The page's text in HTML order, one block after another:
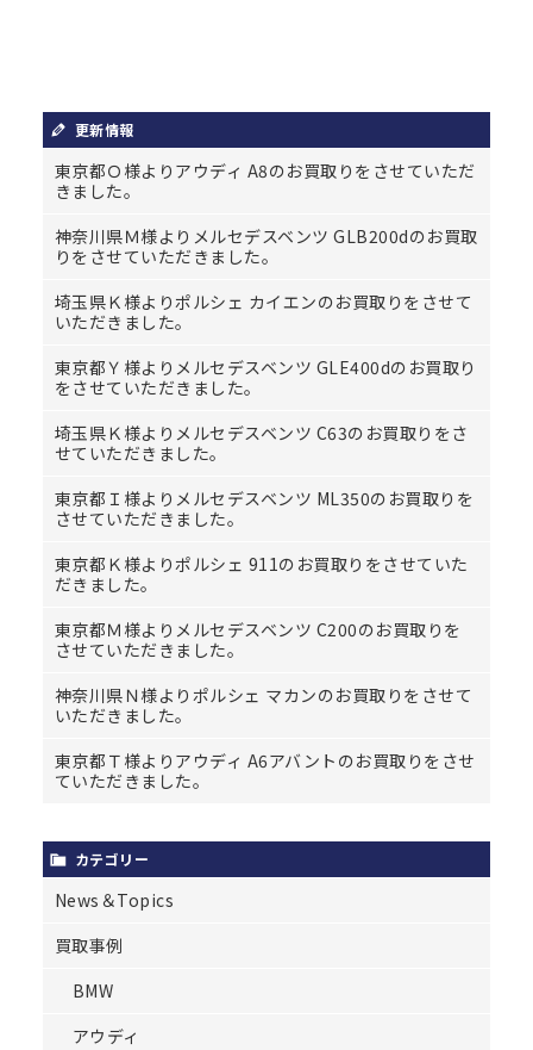
更新情報
東京都Ｏ様よりアウディ A8のお買取りをさせていただ
きました。
神奈川県Ｍ様よりメルセデスベンツ GLB200dのお買取
りをさせていただきました。
埼玉県Ｋ様よりポルシェ カイエンのお買取りをさせて
いただきました。
東京都Ｙ様よりメルセデスベンツ GLE400dのお買取り
をさせていただきました。
埼玉県Ｋ様よりメルセデスベンツ C63のお買取りをさ
せていただきました。
東京都Ｉ様よりメルセデスベンツ ML350のお買取りを
させていただきました。
東京都Ｋ様よりポルシェ 911のお買取りをさせていた
だきました。
東京都Ｍ様よりメルセデスベンツ C200のお買取りを
させていただきました。
神奈川県Ｎ様よりポルシェ マカンのお買取りをさせて
いただきました。
東京都Ｔ様よりアウディ A6アバントのお買取りをさせ
ていただきました。
カテゴリー
News＆Topics
買取事例
BMW
アウディ